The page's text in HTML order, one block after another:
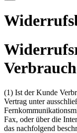
(1) Ist der Kunde
Vertrag unter
Fax, oder über die
das nachfolgend